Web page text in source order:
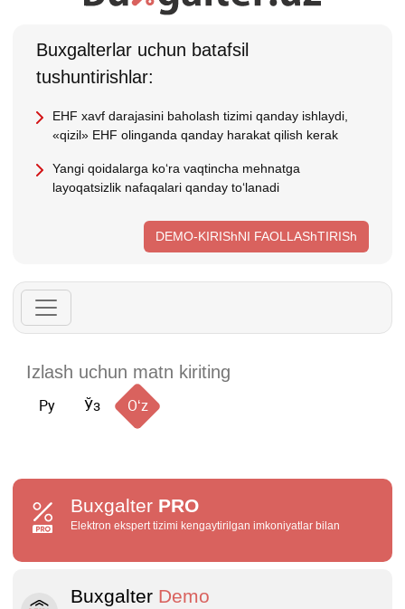
Buхgalterlar uchun batafsil
tushuntirishlar:
EHF хavf darajasini baholash tizimi qanday ishlaydi,
«qizil» EHF olinganda qanday harakat qilish kerak
Yangi qoidalarga koʻra vaqtincha mehnatga
layoqatsizlik nafaqalari qanday toʻlanadi
DEMO-KIRIShNI FAOLLAShTIRISh
Ру Ўз Oʻz
Buxgalter PRO
Elektron ekspert tizimi kengaytirilgan imkoniyatlar bilan
Buxgalter Demo